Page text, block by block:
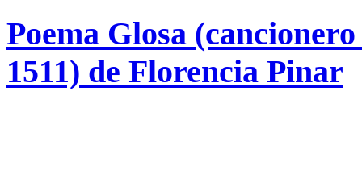
Poema Glosa
1511) de Florencia Pinar